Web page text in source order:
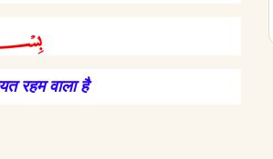
रहम वाला है